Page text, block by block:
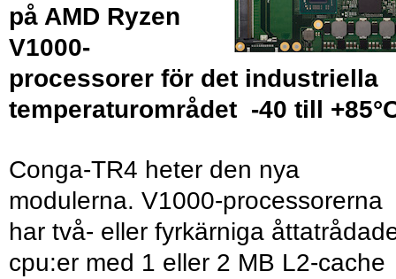
på AMD Ryzen
V1000-
processorer för det industriella
temperaturområdet -40 till
Conga-TR4 heter den nya
modulerna. V1000-processorerna
har två- eller fyrkärniga
cpu:er med 1 eller 2 MB L2-cache